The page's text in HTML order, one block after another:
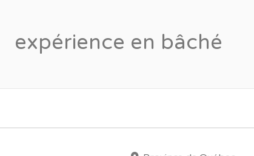
expérience en bâché